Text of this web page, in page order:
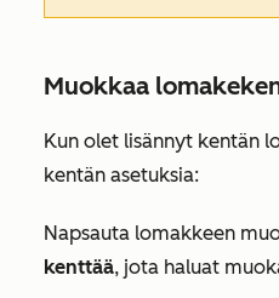
Muokkaa
Kun olet lisännyt kentän
kentän asetuksia:
Napsauta lomakkeen
kenttää, jota haluat